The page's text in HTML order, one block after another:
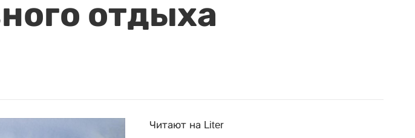
отдыха
Читают на Liter